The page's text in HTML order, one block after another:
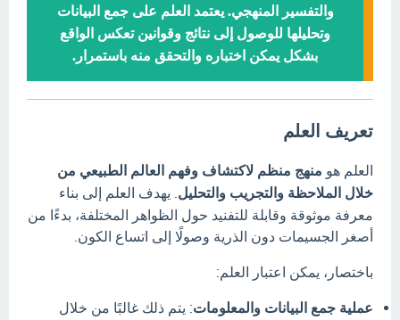
والتفسير المنهجي. يعتمد العلم على جمع البيانات
وتحليلها للوصول إلى نتائج وقوانين تعكس الواقع
بشكل يمكن اختباره والتحقق منه باستمرار.
تعريف العلم
العلم هو منهج منظم لاكتشاف وفهم العالم الطبيعي من
خلال الملاحظة والتجريب والتحليل يهدف العلم إلى بناء
معرفة موثوقة وقابلة للتفنيد حول الظواهر المختلفة، بدءًا من
أصغر الجسيمات دون الذرية وصولًا إلى اتساع الكون.
باختصار، يمكن اعتبار العلم:
عملية جمع البيانات والمعلومات: يتم ذلك غالبًا من خلال